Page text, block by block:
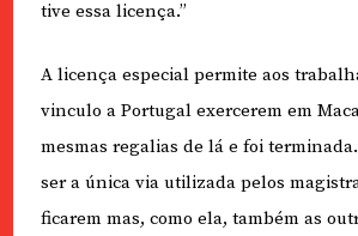
tive essa licença.”
A licença especial permite aos
vinculo a Portugal exercerem em
mesmas regalias de lá e foi
ser a única via utilizada pelos
ficarem mas, como ela, também as